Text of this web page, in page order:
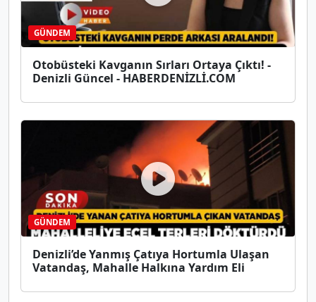
GÜNDEM
Otobüsteki Kavganın Sırları Ortaya Çıktı! -
Denizli Güncel - HABERDENİZLİ.COM
GÜNDEM
Denizli’de Yanmış Çatıya Hortumla Ulaşan
Vatandaş, Mahalle Halkına Yardım Eli